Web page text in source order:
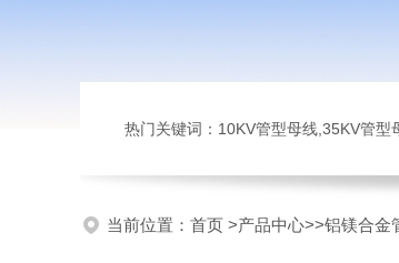
热门关键词：10KV管型母线,35KV管
当前位置： 首页 >产品中心>>铝镁合金